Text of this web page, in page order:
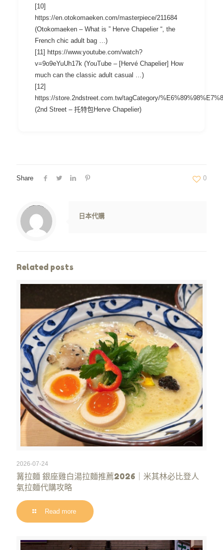
[10]
https://en.otokomaeken.com/masterpiece/211684
(Otokomaeken – What is ” Herve Chapelier “, the
French chic adult bag …)
[11] https://www.youtube.com/watch?
v=9o9eYuUh17k (YouTube – [Hervé Chapelier] How
much can the classic adult casual …)
[12]
https://store.2ndstreet.com.tw/tagCategory/
(2nd Street – 托特包Herve Chapelier)
Share 0
Warning
: Trying to access array offset on value of type null in
/www/wwwroot/jpshop.hk/wp-content/themes/betheme/includes/content-single.php
on line286
日本代購
Related posts
2026-07-24
篝拉麵 銀座雞白湯拉麵推薦2026｜米其林必比登人
氣拉麵代購攻略
Read more